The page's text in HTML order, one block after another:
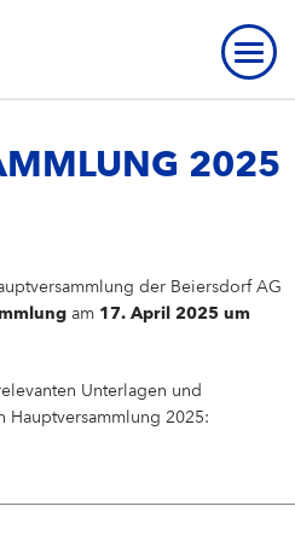
2025
der Beiersdorf AG
am 17. April 2025 um
Unterlagen und
Hauptversammlung 2025: